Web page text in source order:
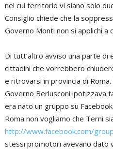
nel cui territorio vi siano solo
Consiglio chiede che la
Governo Monti non si applichi a
Di tutt’altro avviso una parte di
cittadini che vorrebbero
e ritrovarsi in provincia di
Governo Berlusconi ipotizzava
era nato un gruppo su
Roma non vogliamo che Terni
http://www.facebook.com/
stessi promotori avevano dato